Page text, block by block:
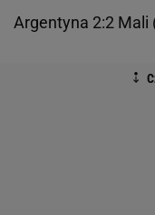
Argentyna 2:2 Mali